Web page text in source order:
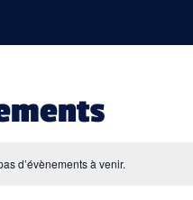
d’évènements à venir.